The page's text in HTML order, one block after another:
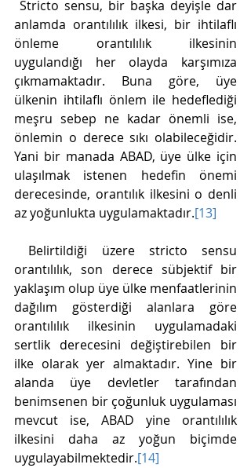
anlamda orantılılık ilkesi, bir ihtilaflı
önleme orantılılık ilkesinin
uygulandığı her olayda karşımıza
çıkmamaktadır. Buna göre, üye
ülkenin ihtilaflı önlem ile hedeflediği
meşru sebep ne kadar önemli ise,
önlemin o derece sıkı olabileceğidir.
Yani bir manada ABAD, üye ülke için
ulaşılmak istenen hedefin önemi
derecesinde, orantılık ilkesini o denli
az yoğunlukta uygulamaktadır.[13]
orantılılık, son derece sübjektif bir
yaklaşım olup üye ülke menfaatlerinin
dağılım gösterdiği alanlara göre
orantılılık ilkesinin uygulamadaki
sertlik derecesini değiştirebilen bir
ilke olarak yer almaktadır. Yine bir
alanda üye devletler tarafından
benimsenen bir çoğunluk uygulaması
mevcut ise, ABAD yine orantılılık
ilkesini daha az yoğun biçimde
uygulayabilmektedir.[14]